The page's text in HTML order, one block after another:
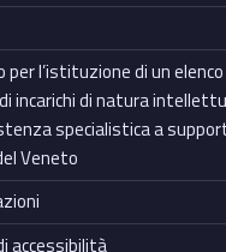
per l’istituzione di un
incarichi di natura
specialistica a
Veneto
accessibilità